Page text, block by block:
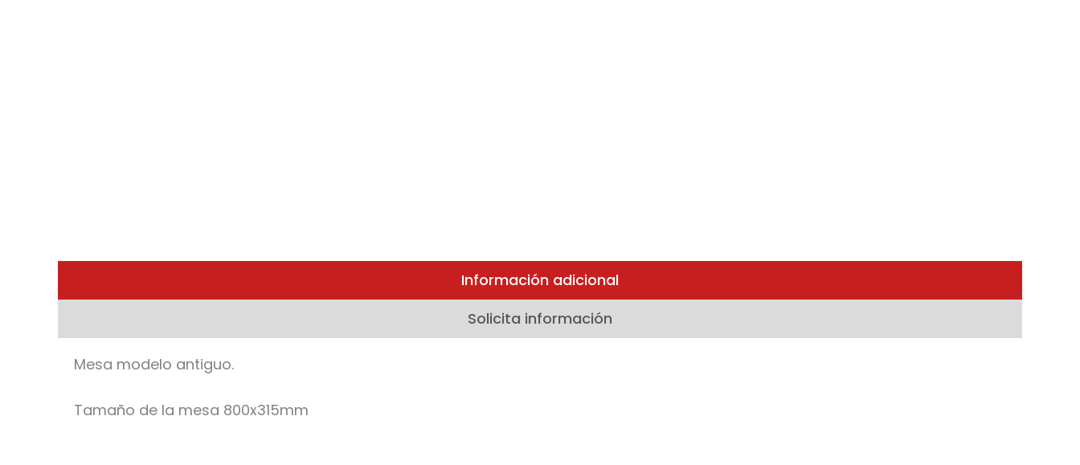
Información adicional
Solicita información
Mesa modelo antiguo.
Tamaño de la mesa 800x315mm